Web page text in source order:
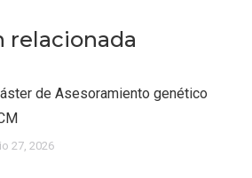
relacionada
de Asesoramiento genético
27, 2026